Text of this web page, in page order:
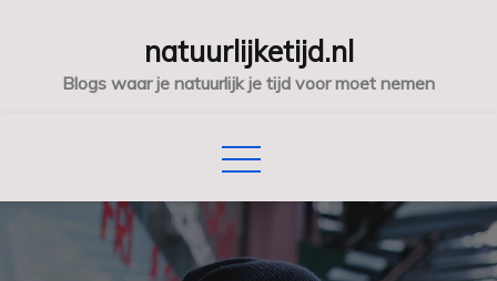
natuurlijketijd.nl
Blogs waar je natuurlijk je tijd voor moet nemen